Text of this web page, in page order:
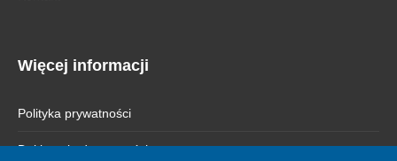
Więcej informacji
Polityka prywatności
Deklaracja dostępności